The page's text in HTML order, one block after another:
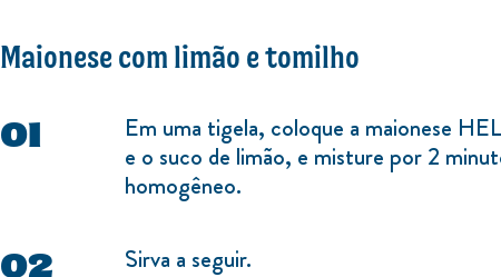
Maionese com limão e tomilho
Em uma tigela, coloque a maionese
e o suco de limão, e misture por 2
homogêneo.
Sirva a seguir.